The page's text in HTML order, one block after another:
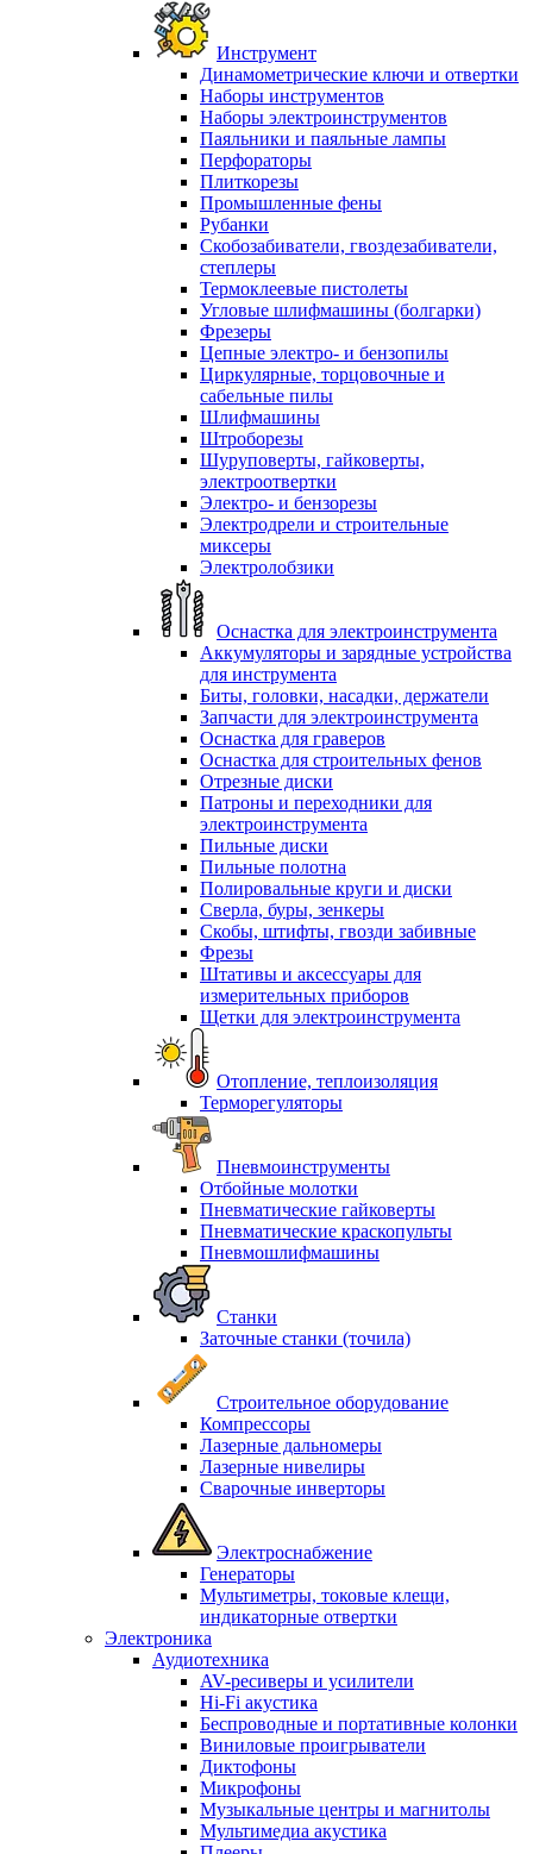
Инструмент
Динамометрические ключи и отвертки
Наборы инструментов
Наборы электроинструментов
Паяльники и паяльные лампы
Перфораторы
Плиткорезы
Промышленные фены
Рубанки
Скобозабиватели, гвоздезабиватели,
степлеры
Термоклеевые пистолеты
Угловые шлифмашины (болгарки)
Фрезеры
Цепные электро- и бензопилы
Циркулярные, торцовочные и
сабельные пилы
Шлифмашины
Штроборезы
Шуруповерты, гайковерты,
электроотвертки
Электро- и бензорезы
Электродрели и строительные
миксеры
Электролобзики
Оснастка для электроинструмента
Аккумуляторы и зарядные устройства
для инструмента
Биты, головки, насадки, держатели
Запчасти для электроинструмента
Оснастка для граверов
Оснастка для строительных фенов
Отрезные диски
Патроны и переходники для
электроинструмента
Пильные диски
Пильные полотна
Полировальные круги и диски
Сверла, буры, зенкеры
Скобы, штифты, гвозди забивные
Фрезы
Штативы и аксессуары для
измерительных приборов
Щетки для электроинструмента
Отопление, теплоизоляция
Терморегуляторы
Пневмоинструменты
Отбойные молотки
Пневматические гайковерты
Пневматические краскопульты
Пневмошлифмашины
Станки
Заточные станки (точила)
Строительное оборудование
Компрессоры
Лазерные дальномеры
Лазерные нивелиры
Сварочные инверторы
Электроснабжение
Генераторы
Мультиметры, токовые клещи,
индикаторные отвертки
Электроника
Аудиотехника
AV-ресиверы и усилители
Hi-Fi акустика
Беспроводные и портативные колонки
Виниловые проигрыватели
Диктофоны
Микрофоны
Музыкальные центры и магнитолы
Мультимедиа акустика